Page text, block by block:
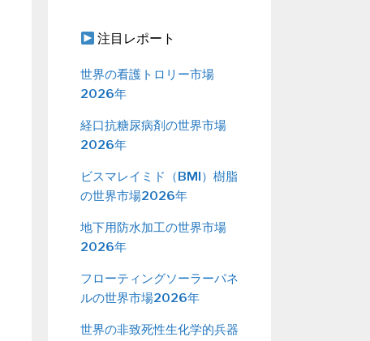
注目レポート
世界の看護トロリー市場
2026年
経口抗糖尿病剤の世界市場
2026年
ビスマレイミド（BMI）樹脂
の世界市場2026年
地下用防水加工の世界市場
2026年
フローティングソーラーパネ
ルの世界市場2026年
世界の非致死性生化学的兵器